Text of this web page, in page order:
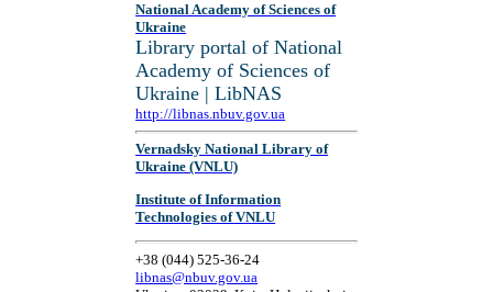
National Academy of Sciences of
Ukraine
Library portal of National
Academy of Sciences of
Ukraine | LibNAS
http://libnas.nbuv.gov.ua
Vernadsky National Library of
Ukraine (VNLU)
Institute of Information
Technologies of VNLU
+38 (044) 525-36-24
libnas@nbuv.gov.ua